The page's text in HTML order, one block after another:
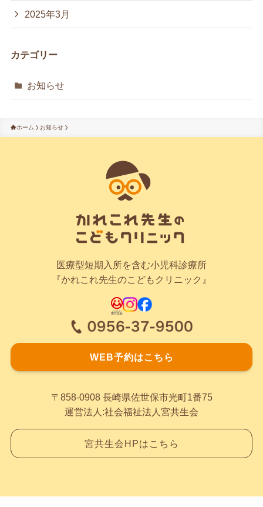
2025年3月
カテゴリー
お知らせ
ホーム お知らせ
医療型短期入所を含む小児科診療所
『かれこれ先生のこどもクリニック』
WEB予約はこちら
〒858-0908 長崎県佐世保市光町1番75
運営法人:社会福祉法人宮共生会
宮共生会HPはこちら